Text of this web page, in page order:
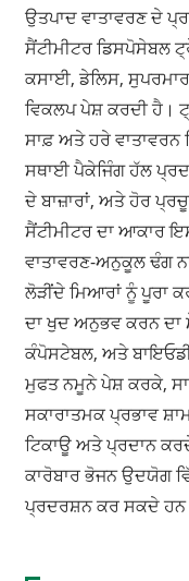
ਉਤਪਾਦ ਵਾਤਾਵਰਣ ਦੇ
ਸੈਂਟੀਮੀਟਰ ਡਿਸਪੋਸੇਬਲ
ਕਸਾਈ, ਡੇਲਿਸ,
ਵਿਕਲਪ ਪੇਸ਼ ਕਰਦੀ ਹੈ।
ਸਾਫ਼ ਅਤੇ ਹਰੇ
ਸਥਾਈ ਪੈਕੇਜਿੰਗ ਹੱਲ
ਦੇ ਬਾਜ਼ਾਰਾਂ, ਅਤੇ ਹੋਰ
ਸੈਂਟੀਮੀਟਰ ਦਾ ਆਕਾਰ
ਵਾਤਾਵਰਣ-ਅਨੁਕੂਲ ਢੰਗ
ਲੋੜੀਂਦੇ ਮਿਆਰਾਂ ਨੂੰ ਪੂਰਾ
ਦਾ ਖੁਦ ਅਨੁਭਵ ਕਰਨ ਦਾ
ਕੰਪੋਸਟੇਬਲ, ਅਤੇ
ਮੁਫਤ ਨਮੂਨੇ ਪੇਸ਼ ਕਰਕੇ,
ਸਕਾਰਾਤਮਕ ਪ੍ਰਭਾਵ
ਟਿਕਾਊ ਅਤੇ ਪ੍ਰਦਾਨ
ਕਾਰੋਬਾਰ ਭੋਜਨ ਉਦਯੋਗ
ਪ੍ਰਦਰਸ਼ਨ ਕਰ ਸਕਦੇ